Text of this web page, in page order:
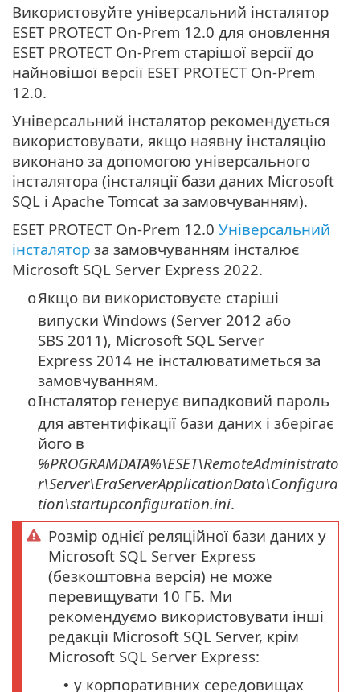
Використовуйте універсальний інсталятор
ESET PROTECT On-Prem 12.0 для оновлення
ESET PROTECT On-Prem старішої версії до
найновішої версії ESET PROTECT On-Prem
12.0.
Універсальний інсталятор рекомендується
використовувати, якщо наявну інсталяцію
виконано за допомогою універсального
інсталятора (інсталяції бази даних Microsoft
SQL і Apache Tomcat за замовчуванням).
ESET PROTECT On-Prem 12.0 Універсальний
інсталятор за замовчуванням інсталює
Microsoft SQL Server Express 2022.
oЯкщо ви використовуєте старіші
випуски Windows (Server 2012 або
SBS 2011), Microsoft SQL Server
Express 2014 не інсталюватиметься за
замовчуванням.
oІнсталятор генерує випадковий пароль
для автентифікації бази даних і зберігає
його в
%PROGRAMDATA%\ESET\RemoteAdministrato
r\Server\EraServerApplicationData\Configura
tion\startupconfiguration.ini.
Розмір однієї реляційної бази даних у
Microsoft SQL Server Express
(безкоштовна версія) не може
перевищувати 10 ГБ. Ми
рекомендуємо використовувати інші
редакції Microsoft SQL Server, крім
Microsoft SQL Server Express:
• у корпоративних середовищах